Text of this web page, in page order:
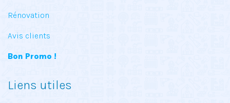
Rénovation
Avis clients
Bon Promo !
Liens utiles